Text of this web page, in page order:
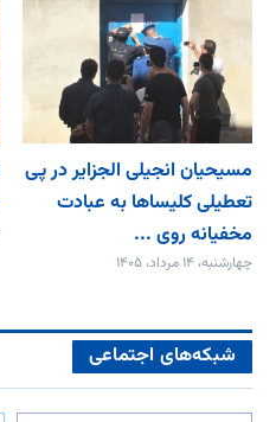
مسیحیان انجیلی الجزایر در پی
تعطیلی کلیساها به عبادت
مخفیانه روی ...
چهارشنبه، ۱۴ مرداد، ۱۴۰۵
شبکه‌های اجتماعی